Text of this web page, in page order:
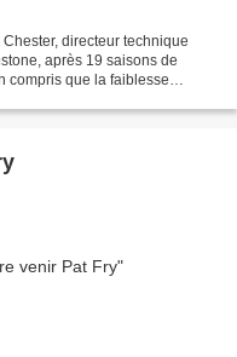
directeur technique
après 19 saisons de
compris que la faiblesse